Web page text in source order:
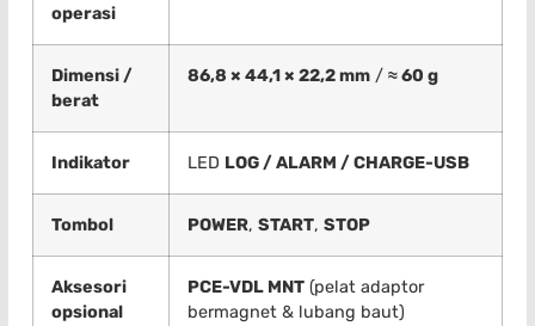
operasi
Dimensi /
berat
86,8 × 44,1 × 22,2 mm / ≈ 60 g
Indikator LED LOG / ALARM / CHARGE-USB
Tombol POWER, START, STOP
Aksesori
opsional
PCE-VDL MNT (pelat adaptor
bermagnet & lubang baut)